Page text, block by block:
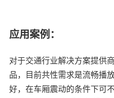
应用案例：
对于交通行业解决方案提供
品，目前共性需求是流畅播
好，在车厢震动的条件下可